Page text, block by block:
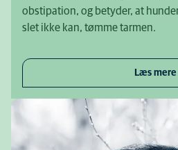
obstipation, og betyder, at
slet ikke kan, tømme tarmen.
Læs mere